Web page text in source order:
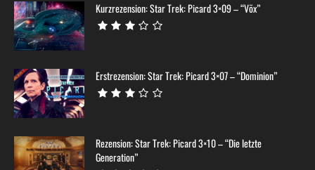
Kurzrezension: Star Trek: Picard 3×09 – “Võx”
Erstrezension: Star Trek: Picard 3×07 – “Dominion”
Rezension: Star Trek: Picard 3×10 – “Die letzte
Generation”